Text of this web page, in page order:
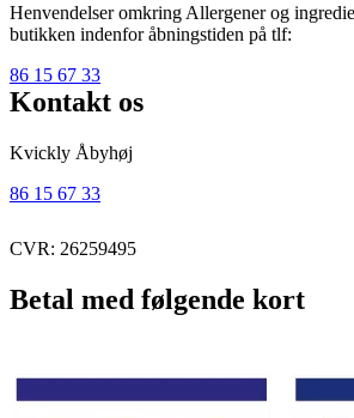
Henvendelser omkring Allergener og
butikken indenfor åbningstiden på tlf:
86 15 67 33
Kontakt os
Kvickly Åbyhøj
86 15 67 33
CVR: 26259495
Betal med følgende kort